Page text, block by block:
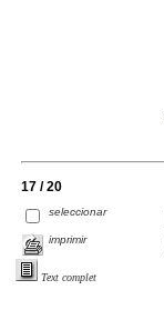
17 / 20
seleccionar
imprimir
Text complet